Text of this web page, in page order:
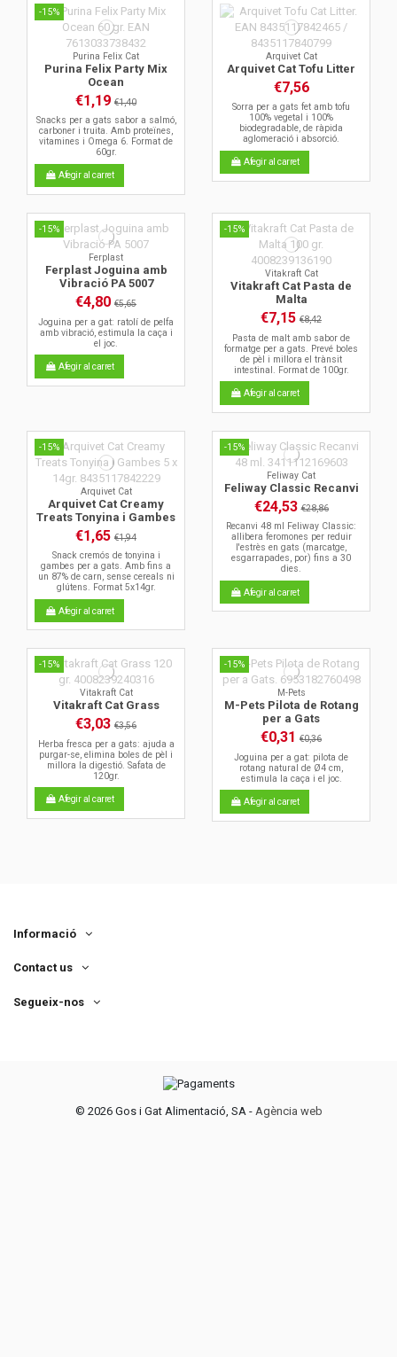
-15%
Purina Felix Cat
Purina Felix Party Mix
Ocean
€1,19 €1,40
Snacks per a gats sabor a salmó,
carboner i truita. Amb proteïnes,
vitamines i Omega 6. Format de
60gr.
Afegir al carret
Arquivet Cat
Arquivet Cat Tofu Litter
€7,56
Sorra per a gats fet amb tofu
100% vegetal i 100%
biodegradable, de ràpida
aglomeració i absorció.
Afegir al carret
-15%
Ferplast
Ferplast Joguina amb
Vibració PA 5007
€4,80 €5,65
Joguina per a gat: ratolí de pelfa
amb vibració, estimula la caça i
el joc.
Afegir al carret
-15%
Vitakraft Cat
Vitakraft Cat Pasta de
Malta
€7,15 €8,42
Pasta de malt amb sabor de
formatge per a gats. Prevé boles
de pèl i millora el trànsit
intestinal. Format de 100gr.
Afegir al carret
-15%
Arquivet Cat
Arquivet Cat Creamy
Treats Tonyina i Gambes
€1,65 €1,94
Snack cremós de tonyina i
gambes per a gats. Amb fins a
un 87% de carn, sense cereals ni
glútens. Format 5x14gr.
Afegir al carret
-15%
Feliway Cat
Feliway Classic Recanvi
€24,53€28,86
Recanvi 48 ml Feliway Classic:
allibera feromones per reduir
l'estrès en gats (marcatge,
esgarrapades, por) fins a 30
dies.
Afegir al carret
-15%
Vitakraft Cat
Vitakraft Cat Grass
€3,03 €3,56
Herba fresca per a gats: ajuda a
purgar-se, elimina boles de pèl i
millora la digestió. Safata de
120gr.
Afegir al carret
-15%
M-Pets
M-Pets Pilota de Rotang
per a Gats
€0,31 €0,36
Joguina per a gat: pilota de
rotang natural de Ø4 cm,
estimula la caça i el joc.
Afegir al carret
Informació
Contact us
Segueix-nos
© 2026 Gos i Gat Alimentació, SA - Agència web